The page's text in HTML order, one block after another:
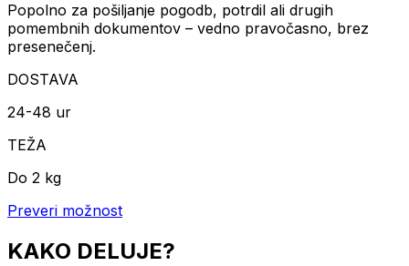
Popolno za pošiljanje pogodb, potrdil ali drugih
pomembnih dokumentov – vedno pravočasno, brez
presenečenj.
DOSTAVA
24-48 ur
TEŽA
Do 2 kg
Preveri možnost
KAKO DELUJE?